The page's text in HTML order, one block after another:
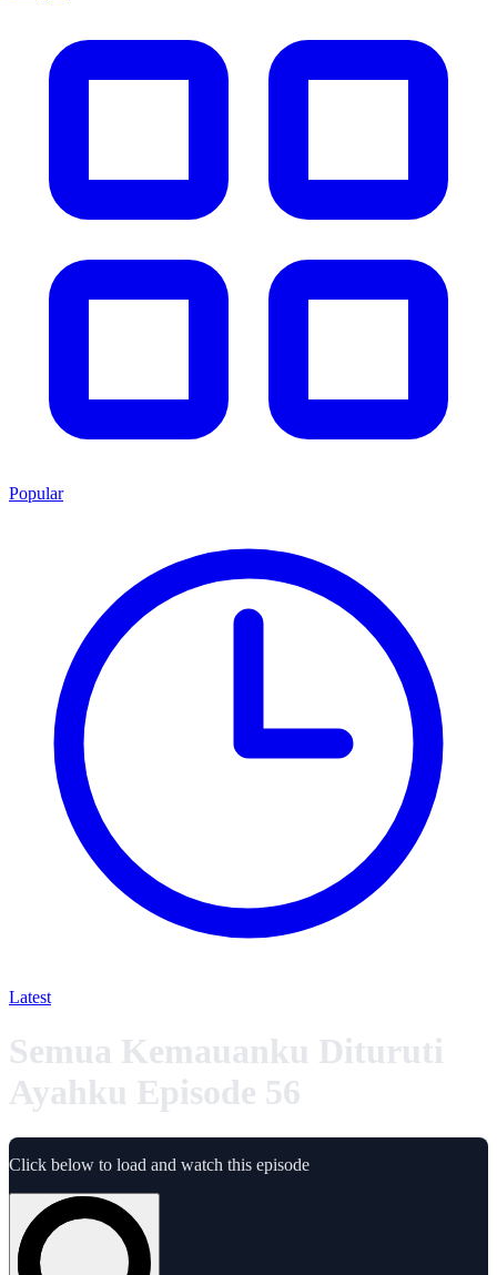
Popular
Latest
Semua Kemauanku Dituruti
Ayahku Episode 56
Click below to load and watch this episode